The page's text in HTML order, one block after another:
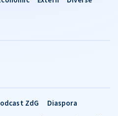
ZdG
Diaspora